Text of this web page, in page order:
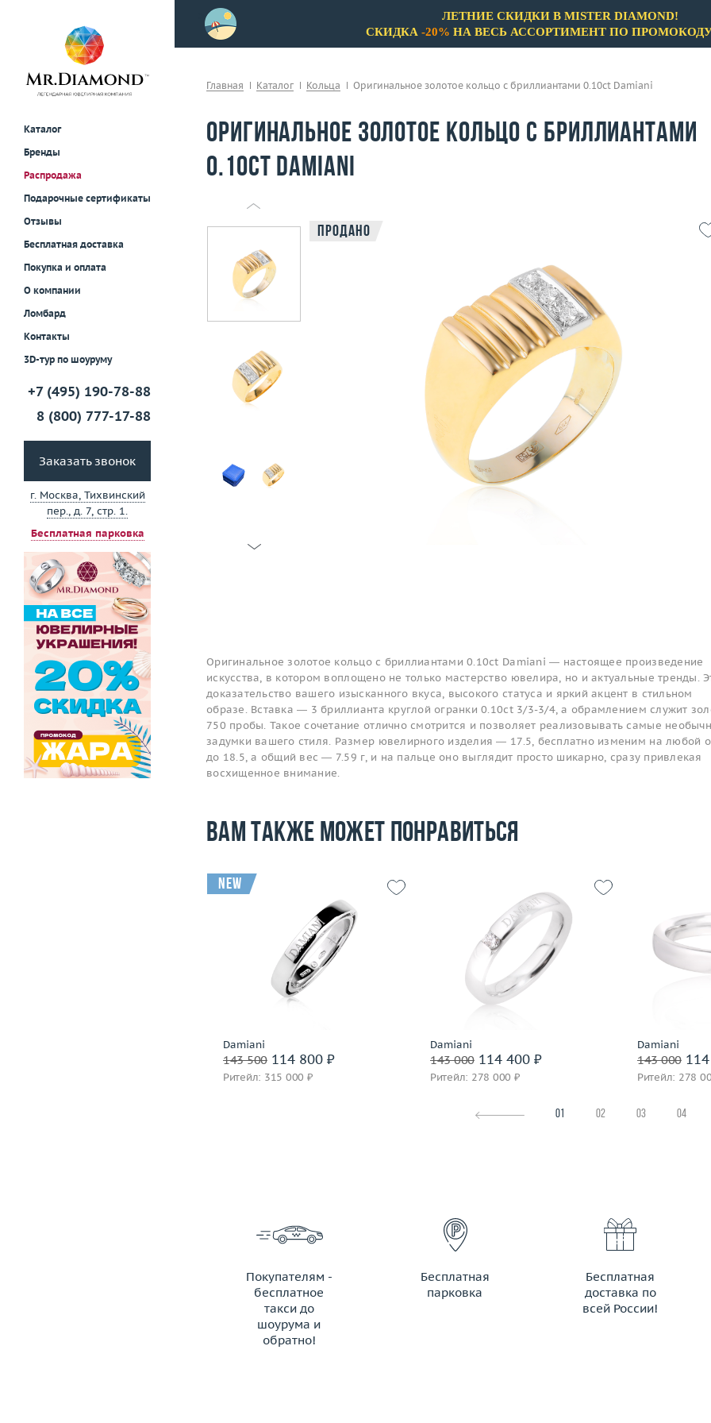
Каталог
Бренды
Распродажа
Подарочные сертификаты
Отзывы
Бесплатная доставка
Покупка и оплата
О компании
Ломбард
Контакты
3D-тур по шоуруму
+7 (495) 190-78-88
8 (800) 777-17-88
Заказать звонок
г. Москва, Тихвинский
пер., д. 7, стр. 1.
Бесплатная парковка
примерки!
ЛЕТНИЕ СКИДКИ В MISTER DIAMOND!
СКИДКА -20% НА ВЕСЬ АССОРТИМЕНТ ПО
Главная Каталог Кольца Оригинальное золотое кольцо с бриллиантами 0.10ct Damiani
Оригинальное золотое кольцо с бриллиантами
0.10ct Damiani
Продано
Оригинальное золотое кольцо с бриллиантами 0.10ct Damiani — настоящее произведение
искусства, в котором воплощено не только мастерство ювелира, но и актуальные тренды.
доказательство вашего изысканного вкуса, высокого статуса и яркий акцент в стильном
образе. Вставка — 3 бриллианта круглой огранки 0.10ct 3/3-3/4, а обрамлением служит
750 пробы. Такое сочетание отлично смотрится и позволяет реализовывать самые
задумки вашего стиля. Размер ювелирного изделия — 17.5, бесплатно изменим на любой
до 18.5, а общий вес — 7.59 г, и на пальце оно выглядит просто шикарно, сразу привлекая
восхищенное внимание.
Вам также может понравиться
Damiani
143 500114 800 ₽
Ритейл: 315 000 ₽
new
Материал
золото 750 пробы
Damiani
143 000114 400 ₽
Ритейл: 278 000 ₽
золото 750 пробы
Подробнее
Damiani
143 000114
Ритейл: 278
Размер
Материал
01 02 03 04
Покупателям -
бесплатное
такси до
шоурума и
обратно!
ЗАКАЗАТЬ ТАКСИ
Бесплатная
парковка
Бесплатная
доставка по
всей России!